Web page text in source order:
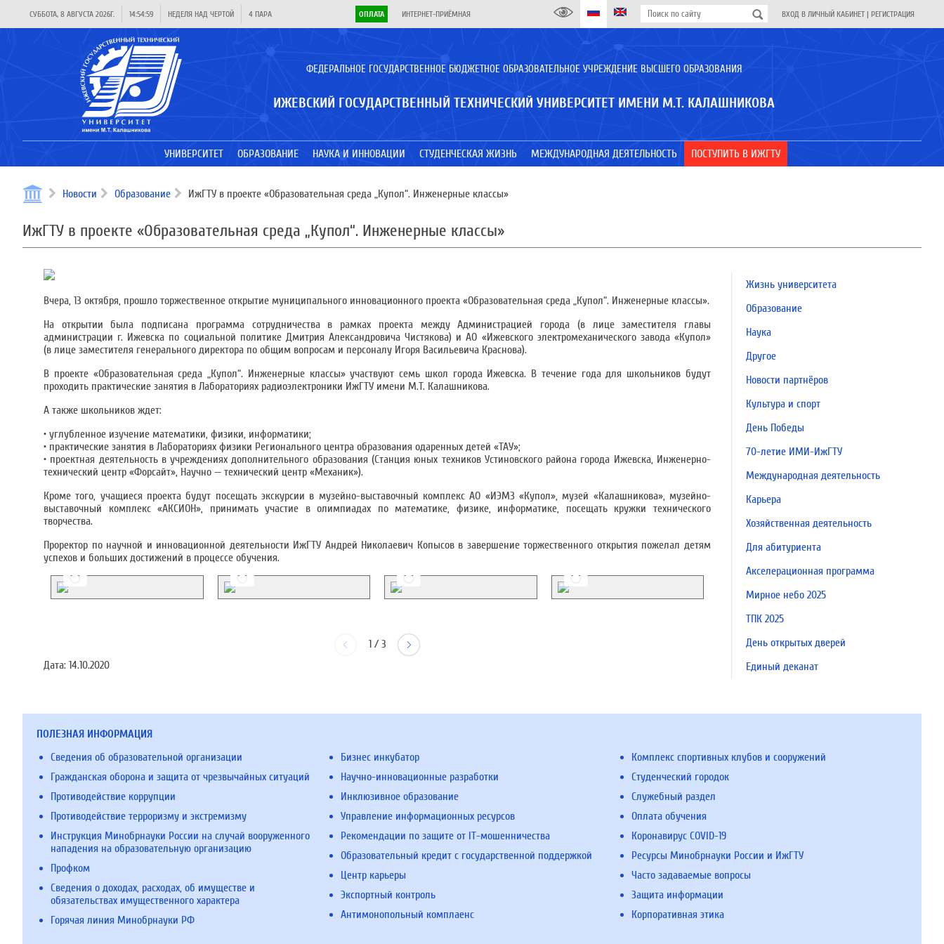
СУББОТА, 8 АВГУСТА 2026Г. 14:55:00 НЕДЕЛЯ НАД ЧЕРТОЙ 4 ПАРА ОПЛАТА ИНТЕРНЕТ-ПРИЁМНАЯ ВХОД В ЛИЧНЫЙ КАБИНЕТ | РЕГИСТРАЦИЯ
ФЕДЕРАЛЬНОЕ ГОСУДАРСТВЕННОЕ БЮДЖЕТНОЕ ОБРАЗОВАТЕЛЬНОЕ УЧРЕЖДЕНИЕ ВЫСШЕГО ОБРАЗОВАНИЯ
ИЖЕВСКИЙ ГОСУДАРСТВЕННЫЙ ТЕХНИЧЕСКИЙ УНИВЕРСИТЕТ ИМЕНИ М.Т. КАЛАШНИКОВА
УНИВЕРСИТЕТ ОБРАЗОВАНИЕ НАУКА И ИННОВАЦИИ СТУДЕНЧЕСКАЯ ЖИЗНЬ МЕЖДУНАРОДНАЯ ДЕЯТЕЛЬНОСТЬ ПОСТУПИТЬ В ИЖГТУ
Новости Образование ИжГТУ в проекте «Образовательная среда „Купол“. Инженерные классы»
ИжГТУ в проекте «Образовательная среда „Купол“. Инженерные классы»
Вчера, 13 октября, прошло торжественное открытие муниципального инновационного проекта «Образовательная среда „Купол“. Инженерные классы».
На открытии была подписана программа сотрудничества в рамках проекта между Администрацией города (в лице заместителя главы
администрации г. Ижевска по социальной политике Дмитрия Александровича Чистякова) и АО «Ижевского электромеханического завода «Купол»
(в лице заместителя генерального директора по общим вопросам и персоналу Игоря Васильевича Краснова).
В проекте «Образовательная среда „Купол“. Инженерные классы» участвуют семь школ города Ижевска. В течение года для школьников будут
проходить практические занятия в Лабораториях радиоэлектроники ИжГТУ имени М.Т. Калашникова.
А также школьников ждет:
• углубленное изучение математики, физики, информатики;
• практические занятия в Лабораториях физики Регионального центра образования одаренных детей «ТАУ»;
• проектная деятельность в учреждениях дополнительного образования (Станция юных техников Устиновского района города Ижевска, Инженерно-
технический центр «Форсайт», Научно — технический центр «Механик»).
Кроме того, учащиеся проекта будут посещать экскурсии в музейно-выставочный комплекс АО «ИЭМЗ «Купол», музей «Калашникова», музейно-
выставочный комплекс «АКСИОН», принимать участие в олимпиадах по математике, физике, информатике, посещать кружки технического
творчества.
Проректор по научной и инновационной деятельности ИжГТУ Андрей Николаевич Копысов в завершение торжественного открытия пожелал детям
успехов и больших достижений в процессе обучения.
1/ 3
Дата: 14.10.2020
Жизнь университета
Образование
Наука
Другое
Новости партнёров
Культура и спорт
День Победы
70-летие ИМИ-ИжГТУ
Международная деятельность
Карьера
Хозяйственная деятельность
Для абитуриента
Акселерационная программа
Мирное небо 2025
ТПК 2025
День открытых дверей
Единый деканат
ПОЛЕЗНАЯ ИНФОРМАЦИЯ
Сведения об образовательной организации
Гражданская оборона и защита от чрезвычайных ситуаций
Противодействие коррупции
Противодействие терроризму и экстремизму
Инструкция Минобрнауки России на случай вооруженного
нападения на образовательную организацию
Профком
Сведения о доходах, расходах, об имуществе и
обязательствах имущественного характера
Горячая линия Минобрнауки РФ
Бизнес инкубатор
Научно-инновационные разработки
Инклюзивное образование
Управление информационных ресурсов
Рекомендации по защите от IT-мошенничества
Образовательный кредит с государственной поддержкой
Центр карьеры
Экспортный контроль
Антимонопольный комплаенс
Комплекс спортивных клубов и сооружений
Студенческий городок
Служебный раздел
Оплата обучения
Коронавирус COVID-19
Ресурсы Минобрнауки России и ИжГТУ
Часто задаваемые вопросы
Защита информации
Корпоративная этика